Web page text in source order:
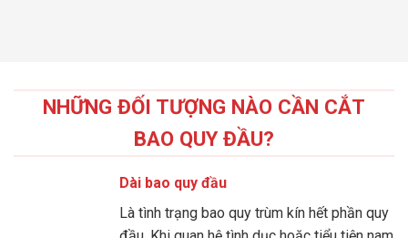
NHỮNG ĐỐI TƯỢNG NÀO CẦN CẮT
BAO QUY ĐẦU?
Dài bao quy đầu
Là tình trạng bao quy trùm kín hết phần quy